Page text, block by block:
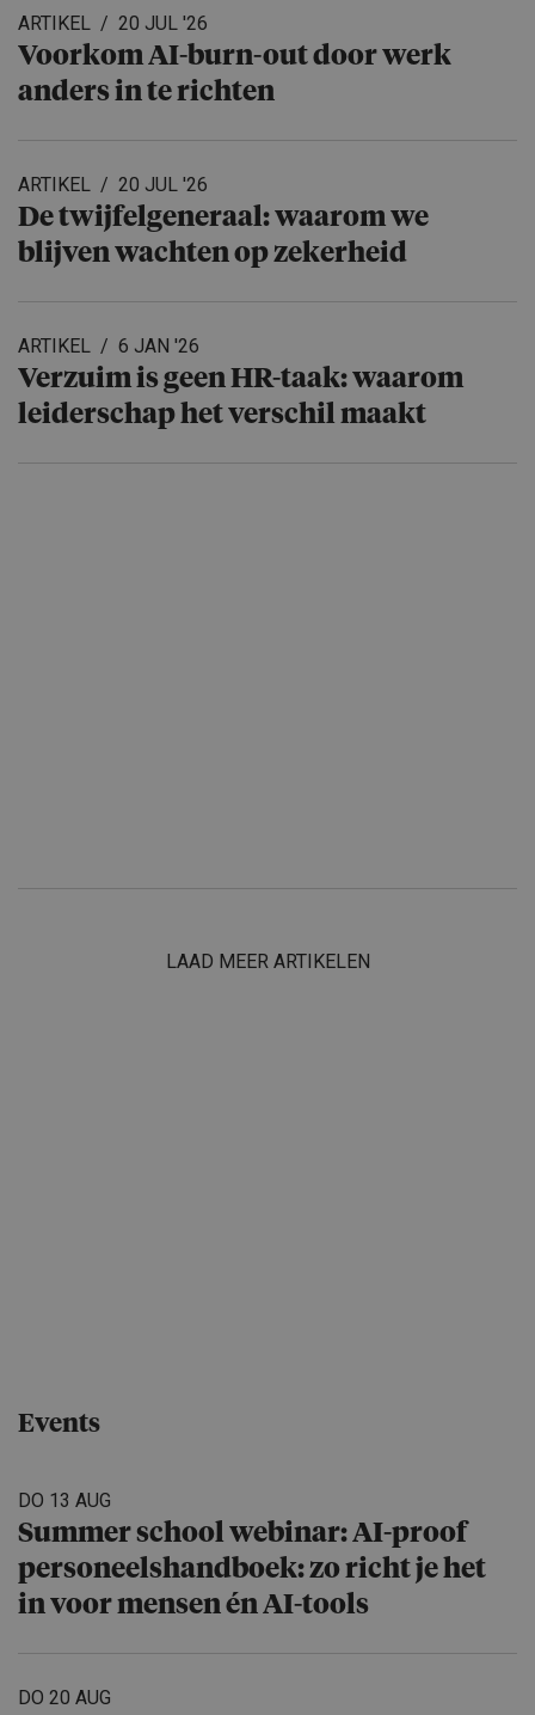
ARTIKEL 20 JUL '26
Voorkom AI-burn-out door werk
anders in te richten
ARTIKEL 20 JUL '26
De twijfelge­ne­raal: waarom we
blijven wachten op zekerheid
ARTIKEL 6 JAN '26
Verzuim is geen HR-taak: waarom
leiderschap het verschil maakt
LAAD MEER ARTIKELEN
Events
DO 13 AUG
Summer school webinar: AI-proof
personeels­hand­boek: zo richt je het
in voor mensen én AI-tools
DO 20 AUG